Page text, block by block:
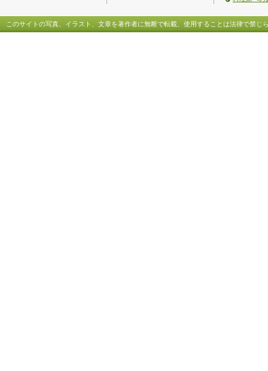
このサイトの写真、イラスト、文章を著作者に無断で転載、使用することは法律で禁じ